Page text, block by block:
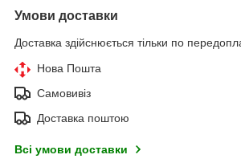
Умови доставки
Доставка здійснюється тільки по
Нова Пошта
Самовивіз
Доставка поштою
Всі умови доставки